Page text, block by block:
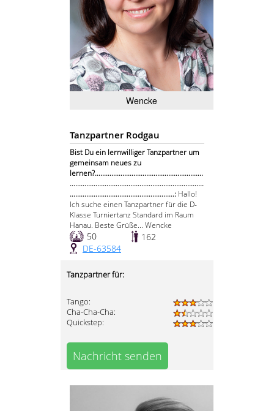
Wencke
Tanzpartner Rodgau
Bist Du ein lernwilliger Tanzpartner um
gemeinsam neues zu
lernen?...........................................................
.........................................................................
.........................................................: Hallo!
Ich suche einen Tanzpartner für die D-
Klasse Turniertanz Standard im Raum
Hanau. Beste Grüße... Wencke
50
162
DE-63584
Tanzpartner für:
Tango:
Cha-Cha-Cha:
Quickstep:
Nachricht senden